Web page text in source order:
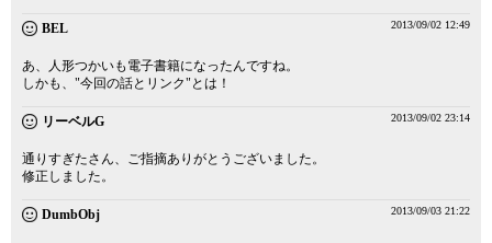
BEL 2013/09/02 12:49
あ、人形つかいも電子書籍になったんですね。
しかも、"今回の話とリンク"とは！
リーベルG 2013/09/02 23:14
通りすぎたさん、ご指摘ありがとうございました。
修正しました。
DumbObj 2013/09/03 21:22